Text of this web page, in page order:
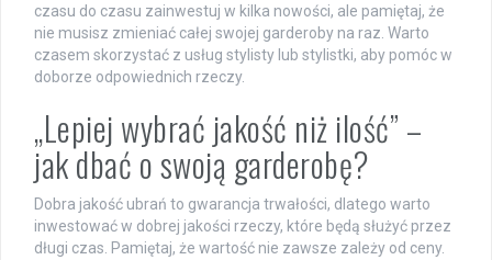
czasu do czasu zainwestuj w kilka nowości, ale pamiętaj, że
nie musisz zmieniać całej swojej garderoby na raz. Warto
czasem skorzystać z usług stylisty lub stylistki, aby pomóc w
doborze odpowiednich rzeczy.
„Lepiej wybrać jakość niż ilość” –
jak dbać o swoją garderobę?
Dobra jakość ubrań to gwarancja trwałości, dlatego warto
inwestować w dobrej jakości rzeczy, które będą służyć przez
długi czas. Pamiętaj, że wartość nie zawsze zależy od ceny.